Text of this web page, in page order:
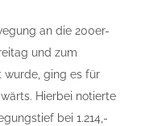
an die 200er-
und zum
wurde, ging es für
Hierbei notierte
bei 1.214,-